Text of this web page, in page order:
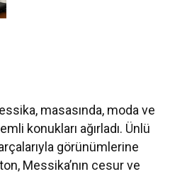
masasında, moda ve
konukları ağırladı. Ünlü
görünümlerine
Messika’nın cesur ve